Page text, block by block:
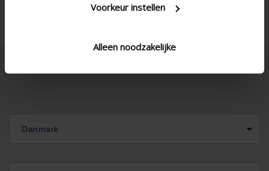
Voorkeur instellen
Alleen noodzakelijke
Danmark